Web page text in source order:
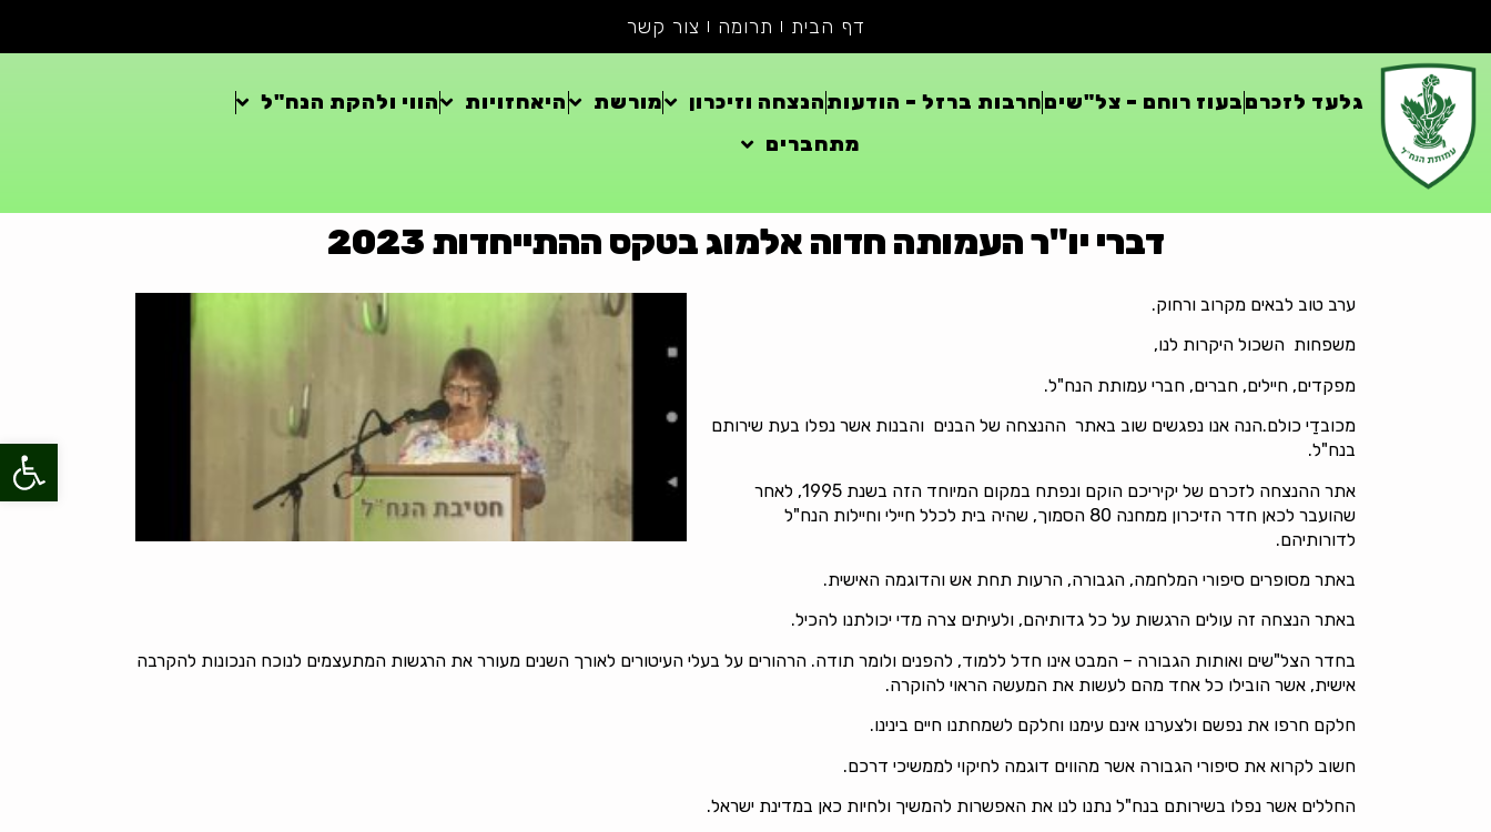
פתח
דף הבית תרומה צור קשר
גלעד לזכרםבעוז רוחם – צל"שיםחרבות ברזל – הודעותהנצחה וזיכרון מורשת היאחזויות
הווי ולהקת הנח"ל
מתחברים
דברי יו"ר העמותה חדוה אלמוג בטקס ההתייחדות 2023
ערב טוב לבאים מקרוב ורחוק.
משפחות השכול היקרות לנו,
מפקדים, חיילים, חברים, חברי עמותת הנח"ל.
מכובדַי כולם.הנה אנו נפגשים שוב באתר ההנצחה של הבנים והבנות אשר נפלו בעת שירותם
בנח"ל.
אתר ההנצחה לזכרם של יקיריכם הוקם ונפתח במקום המיוחד הזה בשנת 1995, לאחר
שהועבר לכאן חדר הזיכרון ממחנה 80 הסמוך, שהיה בית לכלל חיילי וחיילות הנח"ל
לדורותיהם.
באתר מסופרים סיפורי המלחמה, הגבורה, הרעות תחת אש והדוגמה האישית.
באתר הנצחה זה עולים הרגשות על כל גדותיהם, ולעיתים צרה מדי יכולתנו להכיל.
בחדר הצל"שים ואותות הגבורה – המבט אינו חדל ללמוד, להפנים ולומר תודה. הרהורים על בעלי העיטורים לאורך השנים מעורר את הרגשות המתעצמים לנוכח הנכונות להקרבה
אישית, אשר הובילו כל אחד מהם לעשות את המעשה הראוי להוקרה.
חלקם חרפו את נפשם ולצערנו אינם עימנו וחלקם לשמחתנו חיים בינינו.
חשוב לקרוא את סיפורי הגבורה אשר מהווים דוגמה לחיקוי לממשיכי דרכם.
החללים אשר נפלו בשירותם בנח"ל נתנו לנו את האפשרות להמשיך ולחיות כאן במדינת ישראל.